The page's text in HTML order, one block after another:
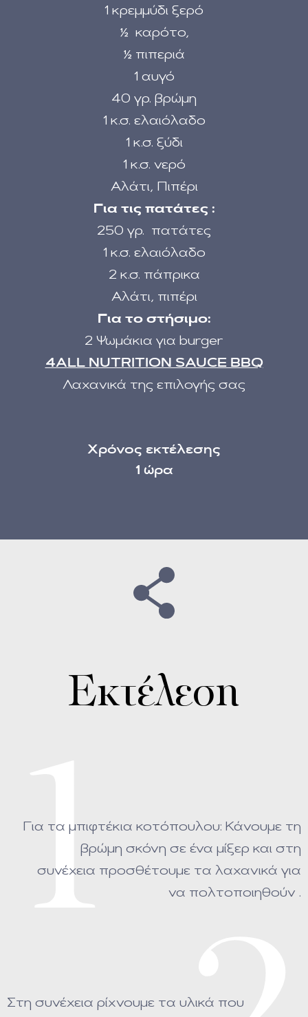
1 κρεμμύδι ξερό
½ καρότο,
½ πιπεριά
1 αυγό
40 γρ. βρώμη
1 κ.σ. ελαιόλαδο
1 κ.σ. ξύδι
1 κ.σ. νερό
Αλάτι, Πιπέρι
Για τις πατάτες :
250 γρ. πατάτες
1 κ.σ. ελαιόλαδο
2 κ.σ. πάπρικα
Αλάτι, πιπέρι
Για το στήσιμο:
2 Ψωμάκια για burger
4ALL NUTRITION SAUCE BBQ
Λαχανικά της επιλογής σας
Χρόνος εκτέλεσης
1 ώρα
Εκτέλεση
1
Για τα μπιφτέκια κοτόπουλου: Κάνουμε τη
βρώμη σκόνη σε ένα μίξερ και στη
συνέχεια προσθέτουμε τα λαχανικά για
να πολτοποιηθούν .
Στη συνέχεια ρίχνουμε τα υλικά που